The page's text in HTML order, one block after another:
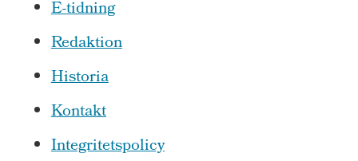
E-tidning
Redaktion
Historia
Kontakt
Integritetspolicy